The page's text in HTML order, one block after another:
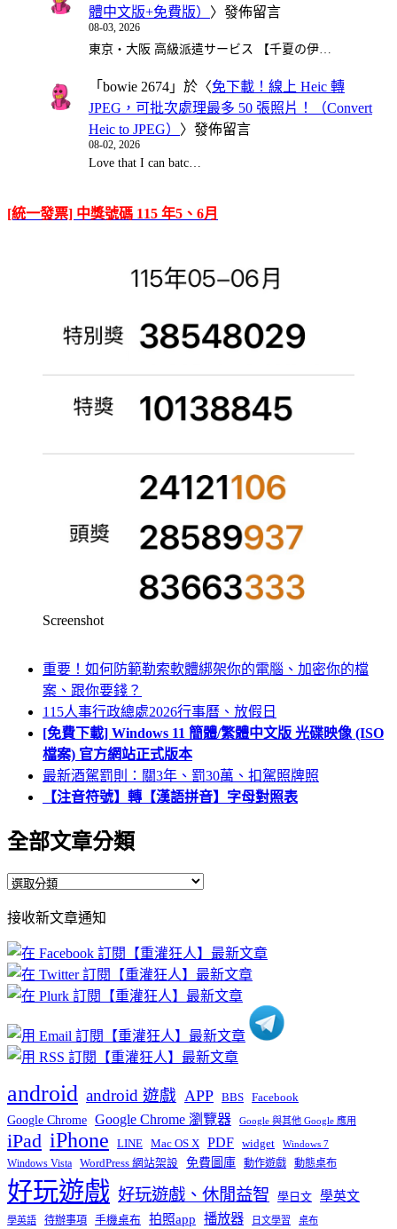
體中文版+免費版） 〉發佈留言
08-03, 2026
東京・大阪 高級派遣サービス 【千夏の伊…
「 bowie 2674 」於〈免下載！線上 Heic 轉
JPEG，可批次處理最多 50 張照片！（Convert
Heic to JPEG） 〉發佈留言
08-02, 2026
Love that I can batc…
[統一發票] 中獎號碼 115 年5、6月
Screenshot
重要！如何防範勒索軟體綁架你的電腦、加密你的檔
案、跟你要錢？
115人事行政總處2026行事曆、放假日
[免費下載] Windows 11 簡體/繁體中文版 光碟映像 (ISO
檔案) 官方網站正式版本
最新酒駕罰則：關3年、罰30萬、扣駕照牌照
【注音符號】轉【漢語拼音】字母對照表
全部文章分類
全
文
章
分
類
接收新文章通知
android android 遊戲 APP BBS Facebook
Google Chrome Google Chrome 瀏覽器 Google 與其他 Google 應用
iPad iPhone LINE Mac OS X PDF widget Windows 7
Windows Vista WordPress 網站架設 免費圖庫 動作遊戲 動態桌布
好玩遊戲 好玩遊戲、休閒益智 學日文 學英文
學英語 待辦事項 手機桌布 拍照app 播放器 日文學習 桌布